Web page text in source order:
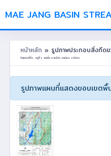
MAE JANG BASIN
หน้าหลัก » รูปภาพประกอบสิ่งกี
ตำแหน่งที่ตั้ง : หมู่ที่ 2 สบเติ๋น ต.สบป้าด อ.แม่เมาะ จ.ลำปาง
รูปภาพแผนที่แสดงขอบเขตพื้